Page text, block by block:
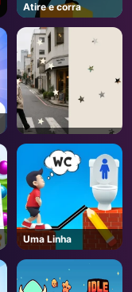
Atire e corra
Uma Linha